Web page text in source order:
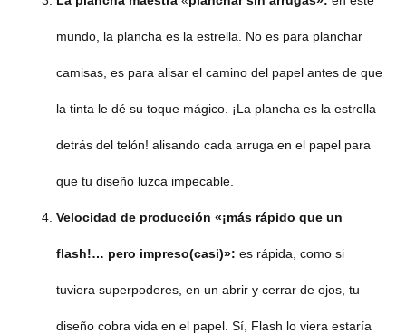
mundo, la plancha es la estrella. No es para planchar
camisas, es para alisar el camino del papel antes de que
la tinta le dé su toque mágico. ¡La plancha es la estrella
detrás del telón! alisando cada arruga en el papel para
que tu diseño luzca impecable.
Velocidad de producción«¡más rápido que un
flash!… pero impreso(casi)»: es rápida, como si
tuviera superpoderes, en un abrir y cerrar de ojos, tu
diseño cobra vida en el papel. Sí, Flash lo viera estaría